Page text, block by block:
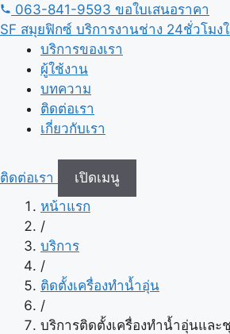
ข้าม
ไป
เนื้อหา
063-841-9593 ขอใบเสนอราคา
SF สมุยฟิกซ์ บริการงานช่าง 24ชั่วโมง
บริการของเรา
ผู้ใช้งาน
บทความ
ติดต่อเรา
เกี่ยวกับเรา
ติดต่อเรา
เปิดเมนู
หน้าแรก
/
บริการ
/
ติดตั้งเครื่องทำน้ำอุ่น
/
บริการติดตั้งเครื่องทำน้ำอุ่นและ